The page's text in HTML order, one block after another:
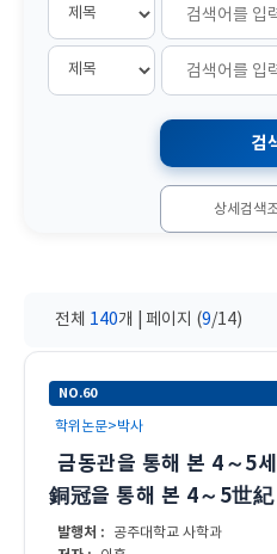
상세검색
전체 140개 | 페이지 (9/14)
NO.60
학위논문>박사
금동관을 통해 본 4～5
銅冠을 통해 본 4～5世
발행처 : 공주대학교 사학과